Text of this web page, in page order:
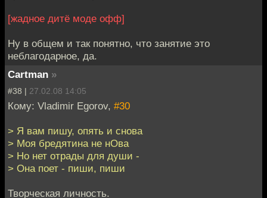
[жадное дитё моде офф]
Ну в общем и так понятно, что занятие это
неблагодарное, да.
Cartman »
#38 | 27.02.08 14:05
Кому: Vladimir Egorov, #30
> Я вам пишу, опять и снова
> Моя бредятина не нОва
> Но нет отрады для души -
> Она поет - пиши, пиши
Творческая личность.